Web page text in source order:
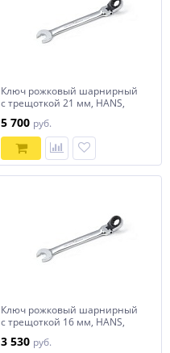
Ключ рожковый шарнирный
с трещоткой 21 мм, HANS,
5 700 руб.
Ключ рожковый шарнирный
с трещоткой 16 мм, HANS,
3 530 руб.